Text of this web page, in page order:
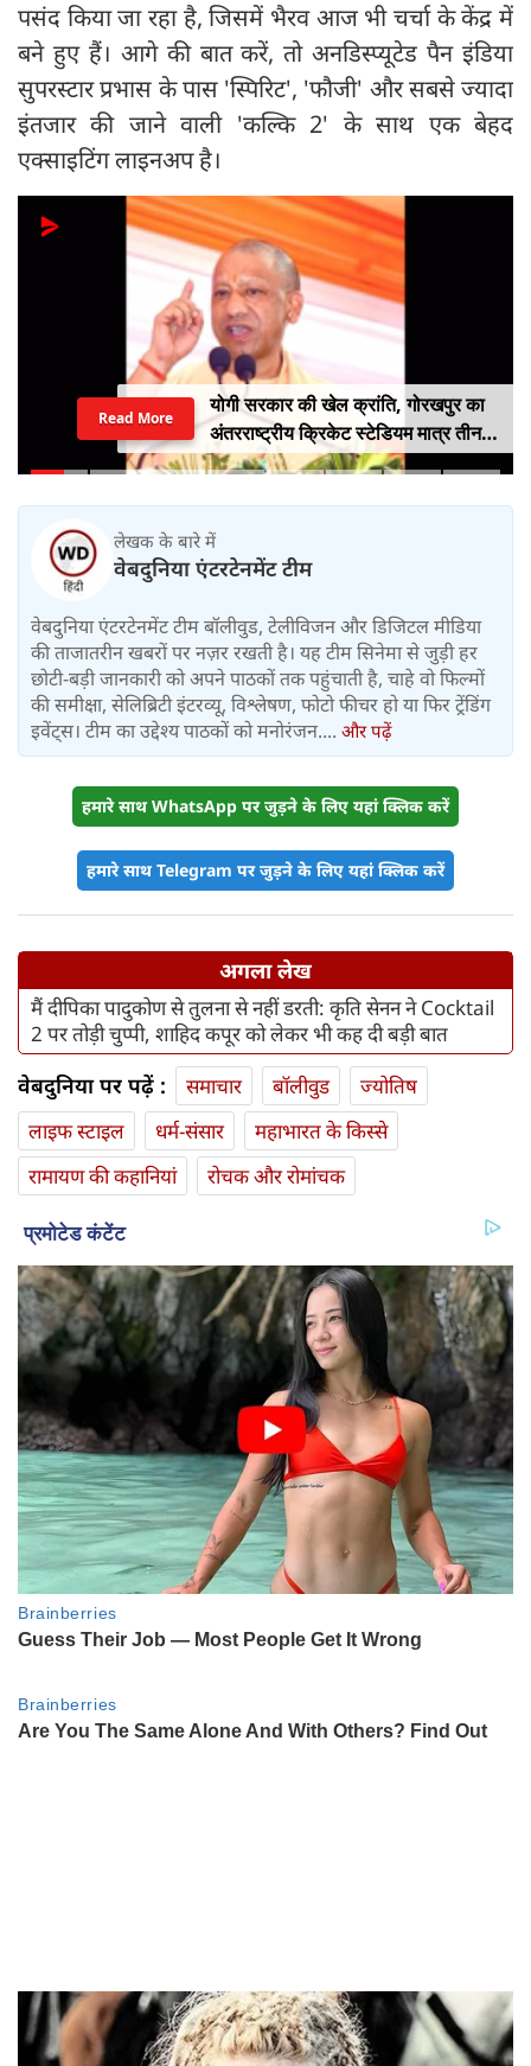
पसंद किया जा रहा है, जिसमें भैरव आज भी चर्चा के केंद्र में
बने हुए हैं। आगे की बात करें, तो अनडिस्प्यूटेड पैन इंडिया
सुपरस्टार प्रभास के पास 'स्पिरिट', 'फौजी' और सबसे ज्यादा
इंतजार की जाने वाली 'कल्कि 2' के साथ एक बेहद
एक्साइटिंग लाइनअप है।
योगी सरकार की खेल क्रांति, गोरखपुर का
अंतरराष्ट्रीय क्रिकेट स्टेडियम मात्र तीन
महीने में लगभग 20% तैयार
Read More
लेखक के बारे में
वेबदुनिया एंटरटेनमेंट टीम
वेबदुनिया एंटरटेनमेंट टीम बॉलीवुड, टेलीविजन और डिजिटल मीडिया
की ताजातरीन खबरों पर नज़र रखती है। यह टीम सिनेमा से जुड़ी हर
छोटी-बड़ी जानकारी को अपने पाठकों तक पहुंचाती है, चाहे वो फिल्मों
की समीक्षा, सेलिब्रिटी इंटरव्यू, विश्लेषण, फोटो फीचर हो या फिर ट्रेंडिंग
इवेंट्स। टीम का उद्देश्य पाठकों को मनोरंजन.... और पढ़ें
हमारे साथ WhatsApp पर जुड़ने के लिए यहां क्लिक करें
हमारे साथ Telegram पर जुड़ने के लिए यहां क्लिक करें
अगला लेख
मैं दीपिका पादुकोण से तुलना से नहीं डरती: कृति सेनन ने Cocktail
2 पर तोड़ी चुप्पी, शाहिद कपूर को लेकर भी कह दी बड़ी बात
वेबदुनिया पर पढ़ें : समाचार बॉलीवुड
ज्योतिष
लाइफ स्‍टाइल
धर्म-संसार
महाभारत के किस्से
रामायण की कहानियां
रोचक और रोमांचक